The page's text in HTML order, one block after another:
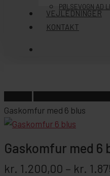
PØLSEVOGN AD
VEJLEDNINGER
KONTAKT
Gaskomfur med 6 blus
Gaskomfur med 6
kr. 1.200,00 – kr.